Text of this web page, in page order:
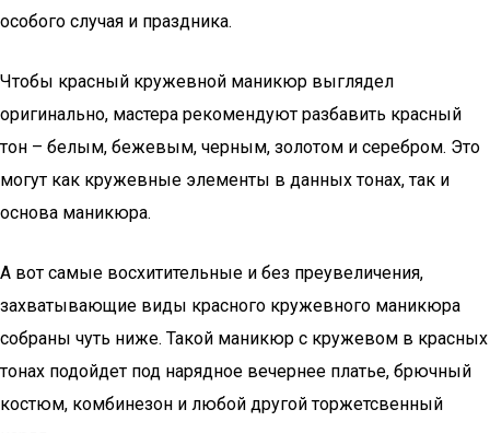
особого случая и праздника.
Чтобы красный кружевной маникюр выглядел
оригинально, мастера рекомендуют разбавить красный
тон – белым, бежевым, черным, золотом и серебром. Это
могут как кружевные элементы в данных тонах, так и
основа маникюра.
А вот самые восхитительные и без преувеличения,
захватывающие виды красного кружевного маникюра
собраны чуть ниже. Такой маникюр с кружевом в красных
тонах подойдет под нарядное вечернее платье, брючный
костюм, комбинезон и любой другой торжетсвенный